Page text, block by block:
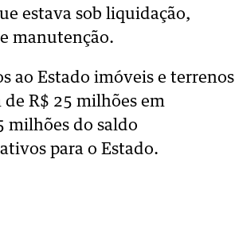
estava sob liquidação,
manutenção.
ao Estado imóveis e terrenos
R$ 25 milhões em
milhões do saldo
para o Estado.